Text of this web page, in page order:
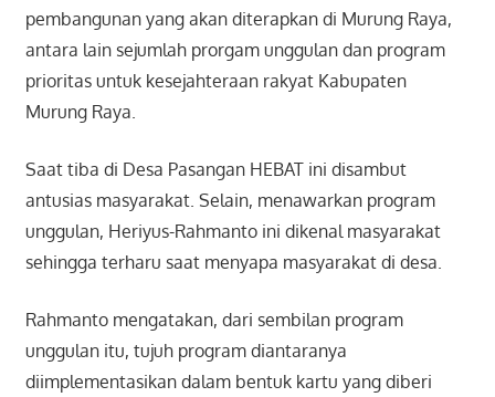
pembangunan yang akan diterapkan di Murung Raya,
antara lain sejumlah prorgam unggulan dan program
prioritas untuk kesejahteraan rakyat Kabupaten
Murung Raya.
Saat tiba di Desa Pasangan HEBAT ini disambut
antusias masyarakat. Selain, menawarkan program
unggulan, Heriyus-Rahmanto ini dikenal masyarakat
sehingga terharu saat menyapa masyarakat di desa.
Rahmanto mengatakan, dari sembilan program
unggulan itu, tujuh program diantaranya
diimplementasikan dalam bentuk kartu yang diberi